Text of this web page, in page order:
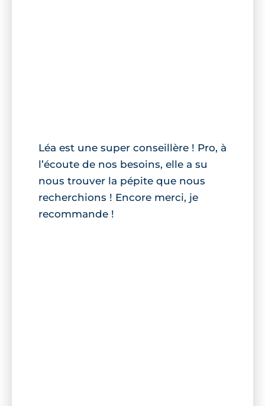
Léa est une super conseillère ! Pro, à
l’écoute de nos besoins, elle a su
nous trouver la pépite que nous
recherchions ! Encore merci, je
recommande !